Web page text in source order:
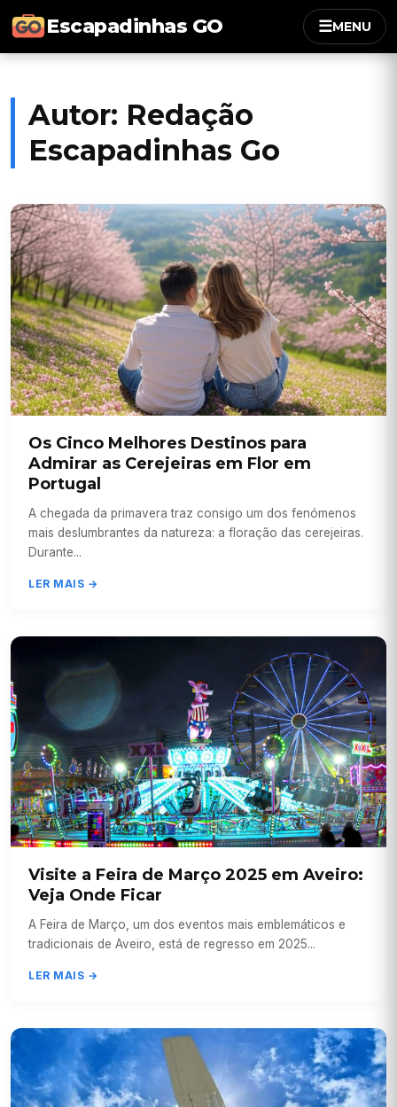
Escapadinhas GO ☰MENU
Autor: Redação
Escapadinhas Go
Os Cinco Melhores Destinos para
Admirar as Cerejeiras em Flor em
Portugal
A chegada da primavera traz consigo um dos fenómenos
mais deslumbrantes da natureza: a floração das cerejeiras.
Durante...
LER MAIS →
Visite a Feira de Março 2025 em Aveiro:
Veja Onde Ficar
A Feira de Março, um dos eventos mais emblemáticos e
tradicionais de Aveiro, está de regresso em 2025...
LER MAIS →